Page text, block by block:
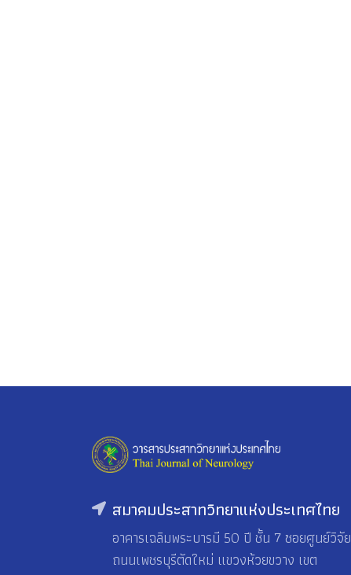
สมาคมประสาทวิทยาแห่งประเทศไทย
อาคารเฉลิมพระบารมี 50 ปี ชั้น 7 ซอยศูนย์วิจัย
ถนนเพชรบุรีตัดใหม่ แขวงห้วยขวาง เขต